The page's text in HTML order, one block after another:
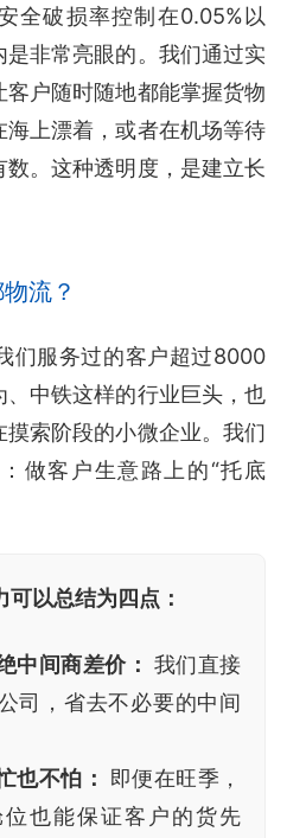
全破损率控制在0.05%以
非常亮眼的。我们通过实
户随时随地都能掌握货物
上漂着，或者在机场等待
。这种透明度，是建立长
流？
们服务过的客户超过8000
中铁这样的行业巨头，也
索阶段的小微企业。我们
做客户生意路上的“托底
以总结为四点：
中间商差价： 我们直接
司，省去不必要的中间
也不怕： 即便在旺季，
也能保证客户的货先